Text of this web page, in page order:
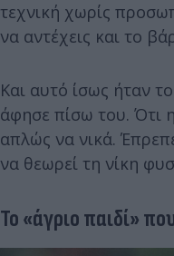
τεχνική χωρίς
να αντέχεις και το
Και αυτό ίσως ήταν
άφησε πίσω του. Ότι
απλώς να νικά.
να θεωρεί τη νίκη
Το «άγριο παιδί»